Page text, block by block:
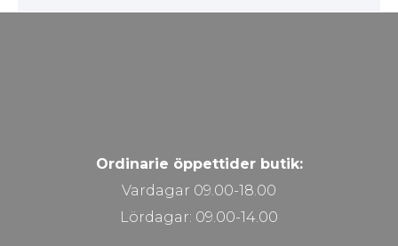
Ordinarie öppettider butik:
Vardagar 09.00-18.00
Lördagar: 09.00-14.00